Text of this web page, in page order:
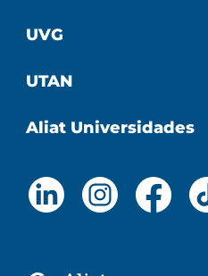
UVG
UTAN
Aliat Universidades